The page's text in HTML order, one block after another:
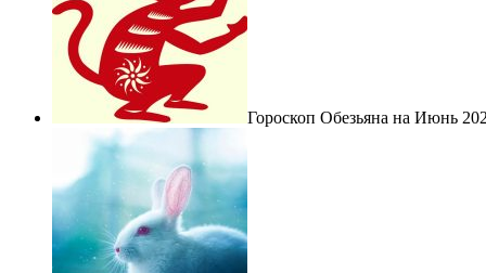
Гороскоп Обезьяна на Июнь